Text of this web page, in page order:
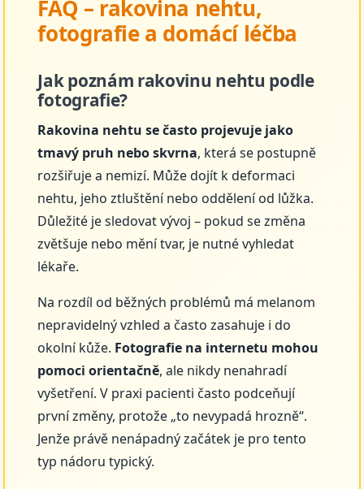
FAQ – rakovina nehtu,
fotografie a domácí léčba
Jak poznám rakovinu nehtu podle
fotografie?
Rakovina nehtu se často projevuje jako
tmavý pruh nebo skvrna, která se postupně
rozšiřuje a nemizí. Může dojít k deformaci
nehtu, jeho ztluštění nebo oddělení od lůžka.
Důležité je sledovat vývoj – pokud se změna
zvětšuje nebo mění tvar, je nutné vyhledat
lékaře.
Na rozdíl od běžných problémů má melanom
nepravidelný vzhled a často zasahuje i do
okolní kůže. Fotografie na internetu mohou
pomoci orientačně, ale nikdy nenahradí
vyšetření. V praxi pacienti často podceňují
první změny, protože „to nevypadá hrozně“.
Jenže právě nenápadný začátek je pro tento
typ nádoru typický.